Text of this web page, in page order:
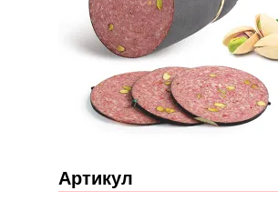
Артикул